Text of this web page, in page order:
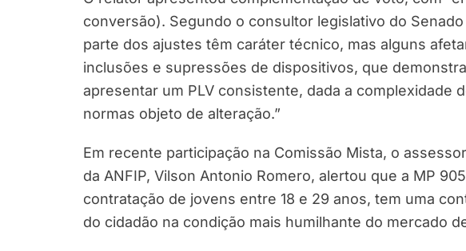
conversão). Segundo o consultor legislativo do
parte dos ajustes têm caráter técnico, mas alguns
inclusões e supressões de dispositivos, que
apresentar um PLV consistente, dada a complexidade
normas objeto de alteração.”
Em recente participação na Comissão Mista, o
da ANFIP, Vilson Antonio Romero, alertou que a MP
contratação de jovens entre 18 e 29 anos, tem uma
do cidadão na condição mais humilhante do mercado